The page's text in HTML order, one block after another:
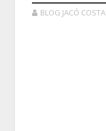
BLOG JACÓ COSTA